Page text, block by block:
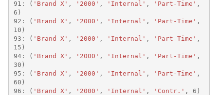
91 : ( 'Brand X' , '2000' , 'Internal' , 'Part-Time' ,
6 )
92 : ( 'Brand X' , '2000' , 'Internal' , 'Part-Time' ,
10 )
93 : ( 'Brand X' , '2000' , 'Internal' , 'Part-Time' ,
15 )
94: ( 'Brand X' , '2000' , 'Internal' , 'Part-Time' ,
30 )
95 : ( 'Brand X' , '2000' , 'Internal' , 'Part-Time' ,
60 )
96 : ( 'Brand X' , '2000' , 'Internal' , 'Contr.' , 6 )